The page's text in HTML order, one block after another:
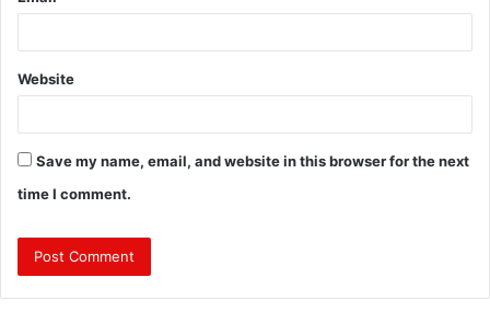
Website
Save my name, email, and website in this browser for the next
time I comment.